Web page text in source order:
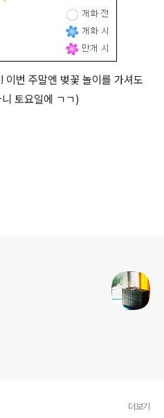
번 주말엔 벚꽃 놀이를 가셔도
토요일에 ㄱㄱ)
더보기